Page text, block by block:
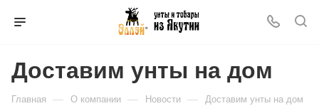
Доставим унты на дом
Главная — О компании — Новости — Доставим унты на дом